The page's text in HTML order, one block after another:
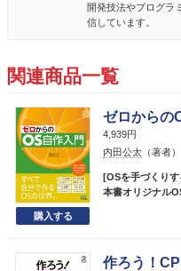
開発技法やプログラ
信しています。
関連商品一覧
ゼロからの
4,939円
内田公太 （著者）
[OSを手づくりするワクワク
本書オリジナル
作ろう！